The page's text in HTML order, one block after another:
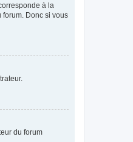
à la
forum. Donc si vous
du forum